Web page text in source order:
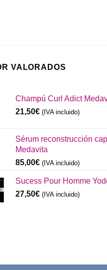
VALORADOS
Champú Curl Adict
21,50€ (IVA incluido)
Sérum reconstrucción
Medavita
85,00€ (IVA incluido)
Sucess Pour Homme
27,50€ (IVA incluido)